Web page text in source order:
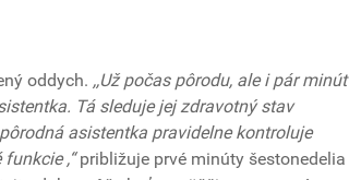
oddych. ,,Už počas pôrodu, ale i pár minút
Tá sleduje jej zdravotný stav
asistentka pravidelne kontroluje
,“približuje prvé minúty šestonedelia